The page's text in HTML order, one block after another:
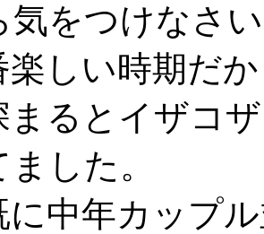
気をつけなさ
楽しい時期だ
まるとイザコ
した。
に中年カップ